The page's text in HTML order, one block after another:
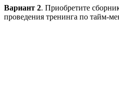
Вариант 2. Приобретите
проведения тренинга по тайм-